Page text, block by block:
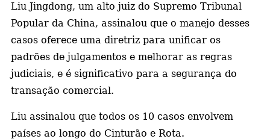
Liu Jingdong, um alto juiz do Supremo Tribunal
Popular da China, assinalou que o manejo desses
casos oferece uma diretriz para unificar os
padrões de julgamentos e melhorar as regras
judiciais, e é significativo para a segurança do
transação comercial.
Liu assinalou que todos os 10 casos envolvem
países ao longo do Cinturão e Rota.